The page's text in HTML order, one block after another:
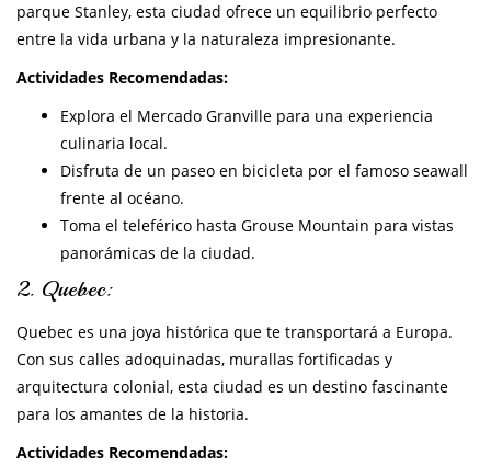
parque Stanley, esta ciudad ofrece un equilibrio perfecto
entre la vida urbana y la naturaleza impresionante.
Actividades Recomendadas:
Explora el Mercado Granville para una experiencia
culinaria local.
Disfruta de un paseo en bicicleta por el famoso seawall
frente al océano.
Toma el teleférico hasta Grouse Mountain para vistas
panorámicas de la ciudad.
2. Quebec:
Quebec es una joya histórica que te transportará a Europa.
Con sus calles adoquinadas, murallas fortificadas y
arquitectura colonial, esta ciudad es un destino fascinante
para los amantes de la historia.
Actividades Recomendadas: